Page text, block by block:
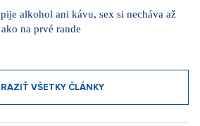
alkohol ani kávu, sex si necháva až
na prvé rande
VŠETKY ČLÁNKY